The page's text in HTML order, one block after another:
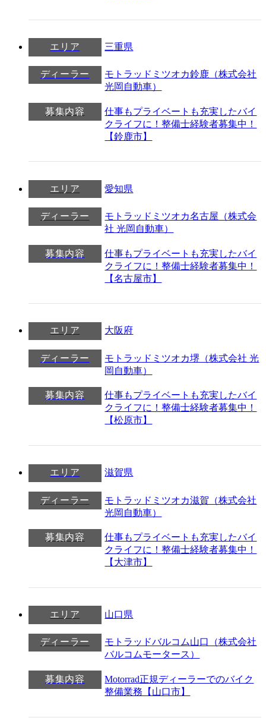
エリア 三重県
ディーラー
モトラッドミツオカ鈴鹿（株式会社
光岡自動車）
募集内容
仕事もプライベートも充実したバイ
クライフに！整備士経験者募集中！
【鈴鹿市】
エリア 愛知県
ディーラー
モトラッドミツオカ名古屋（株式会
社 光岡自動車）
募集内容
仕事もプライベートも充実したバイ
クライフに！整備士経験者募集中！
【名古屋市】
エリア 大阪府
ディーラー
モトラッドミツオカ堺（株式会社 光
岡自動車）
募集内容
仕事もプライベートも充実したバイ
クライフに！整備士経験者募集中！
【松原市】
エリア 滋賀県
ディーラー
モトラッドミツオカ滋賀（株式会社
光岡自動車）
募集内容
仕事もプライベートも充実したバイ
クライフに！整備士経験者募集中！
【大津市】
エリア 山口県
ディーラー
モトラッドバルコム山口（株式会社
バルコムモータース）
募集内容
Motorrad正規ディーラーでのバイク
整備業務【山口市】